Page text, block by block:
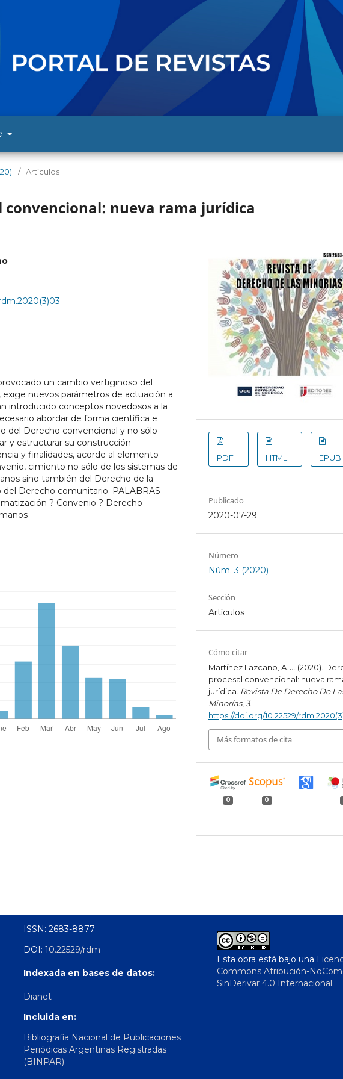
/ Artículos
convencional: nueva rama jurídica
un cambio vertiginoso del
nuevos parámetros de actuación a
introducido conceptos novedosos a la
abordar de forma científica e
del Derecho convencional y no sólo
y estructurar su construcción
y finalidades, acorde al elemento
cimiento no sólo de los sistemas de
sino también del Derecho de la
Derecho comunitario. PALABRAS
? Convenio ? Derecho
PDF HTML EPUB
Publicado
2020-07-29
Número
Núm. 3 (2020)
Sección
Artículos
Cómo citar
Martínez Lazcano, A. J. (2020).
procesal convencional: nueva
jurídica. Revista De Derecho De
Minorías,3.
https://doi.org/10.22529/
Más formatos de cita
0 0
ISSN: 2683-8877
DOI: 10.22529/rdm
Indexada en bases de datos:
Dianet
Incluida en:
Bibliografía Nacional de Publicaciones
Periódicas Argentinas Registradas
(BINPAR)
Esta obra está bajo una
Commons Atribución-
SinDerivar 4.0 Internacional .